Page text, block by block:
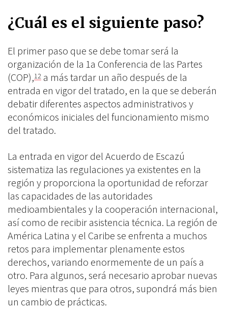
¿Cuál es el siguiente paso?
El primer paso que se debe tomar será la
organización de la 1a Conferencia de las Partes
(COP),12 a más tardar un año después de la
entrada en vigor del tratado, en la que se deberán
debatir diferentes aspectos administrativos y
económicos iniciales del funcionamiento mismo
del tratado.
La entrada en vigor del Acuerdo de Escazú
sistematiza las regulaciones ya existentes en la
región y proporciona la oportunidad de reforzar
las capacidades de las autoridades
medioambientales y la cooperación internacional,
así como de recibir asistencia técnica. La región de
América Latina y el Caribe se enfrenta a muchos
retos para implementar plenamente estos
derechos, variando enormemente de un país a
otro. Para algunos, será necesario aprobar nuevas
leyes mientras que para otros, supondrá más bien
un cambio de prácticas.